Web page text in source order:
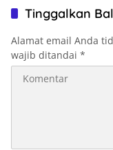
Tinggalkan
Alamat email Anda
wajib ditandai *